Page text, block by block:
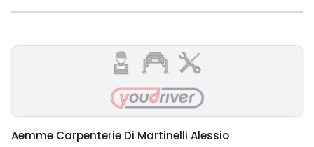
Aemme Carpenterie Di Martinelli Alessio